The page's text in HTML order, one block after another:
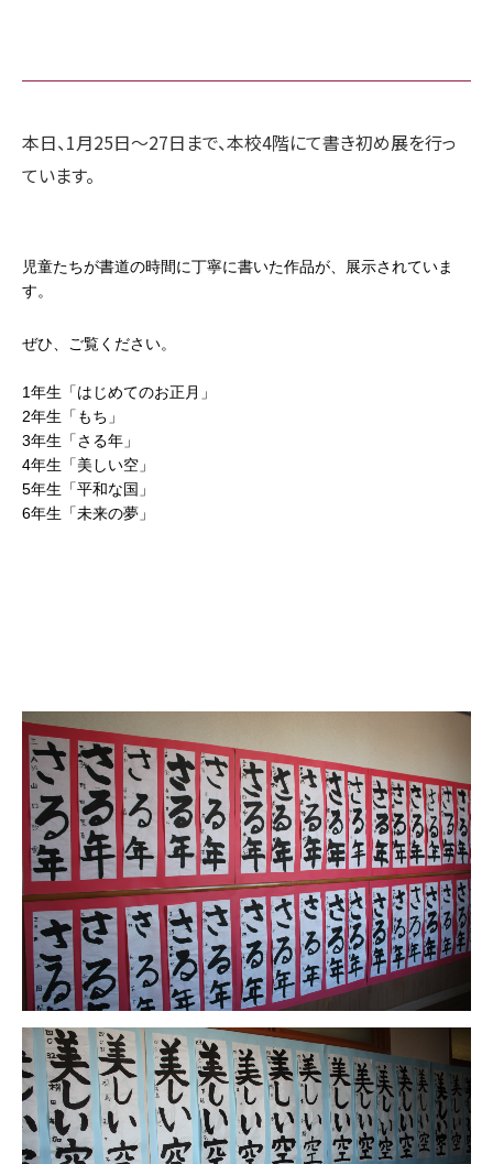
本日、1月25日〜27日まで、本校4階にて書き初め展を行っ
ています。
児童たちが書道の時間に丁寧に書いた作品が、展示されていま
す。
ぜひ、ご覧ください。
1年生「はじめてのお正月」
2年生「もち」
3年生「さる年」
4年生「美しい空」
5年生「平和な国」
6年生「未来の夢」